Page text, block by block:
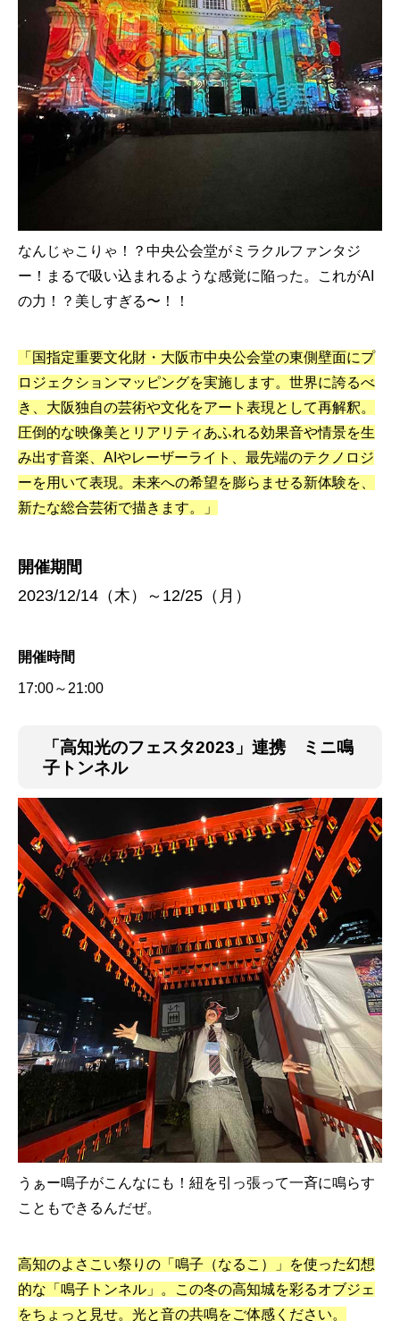
なんじゃこりゃ！？中央公会堂がミラクルファンタジ
ー！まるで吸い込まれるような感覚に陥った。これがAI
の力！？美しすぎる〜！！
「国指定重要文化財・大阪市中央公会堂の東側壁面にプ
ロジェクションマッピングを実施します。世界に誇るべ
き、大阪独自の芸術や文化をアート表現として再解釈。
圧倒的な映像美とリアリティあふれる効果音や情景を生
み出す音楽、AIやレーザーライト、最先端のテクノロジ
ーを用いて表現。未来への希望を膨らませる新体験を、
新たな総合芸術で描きます。」
開催期間
2023/12/14（木）～12/25（月）
開催時間
17:00～21:00
「高知光のフェスタ2023」連携 ミニ鳴
子トンネル
うぁー鳴子がこんなにも！紐を引っ張って一斉に鳴らす
こともできるんだぜ。
高知のよさこい祭りの「鳴子（なるこ）」を使った幻想
的な「鳴子トンネル」。この冬の高知城を彩るオブジェ
をちょっと見せ。光と音の共鳴をご体感ください。